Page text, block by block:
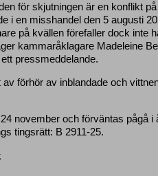
för skjutningen är en konflikt på
i en misshandel den 5 augusti
på kvällen förefaller dock inte
kammaråklagare Madeleine
pressmeddelande.
förhör av inblandade och
november och förväntas pågå i
tingsrätt: B 2911-25.